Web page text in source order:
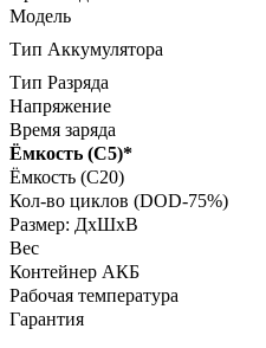
Модель
Тип Аккумулятора
Тип Разряда
Напряжение
Время заряда
Ёмкость (С5)*
Ёмкость (С20)
Кол-во циклов (DOD-75%)
Размер: ДхШхВ
Вес
Контейнер АКБ
Рабочая температура
Гарантия